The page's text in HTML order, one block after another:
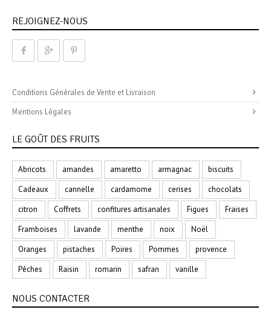
REJOIGNEZ-NOUS
Conditions Générales de Vente et Livraison
Mentions Légales
LE GOÛT DES FRUITS
Abricots amandes amaretto armagnac
biscuits
Cadeaux
cannelle cardamome cerises
chocolats
citron
Coffrets confitures artisanales Figues
Fraises
Framboises
lavande menthe noix
Noël
Oranges
pistaches Poires Pommes
provence
Pêches
Raisin romarin safran vanille
NOUS CONTACTER